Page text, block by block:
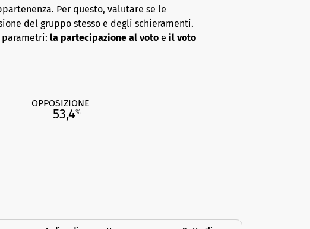
Per questo, valutare se le
del gruppo stesso e degli schieramenti.
la partecipazione al voto e il voto
OPPOSIZIONE
53,4%